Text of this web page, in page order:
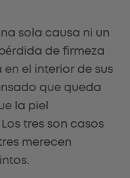
sola causa ni un
de firmeza
en el interior de sus
que queda
la piel
tres son casos
merecen